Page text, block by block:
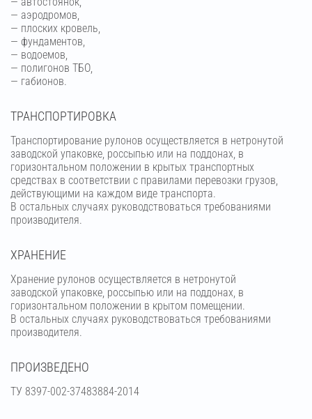
— аэродромов,
— плоских кровель,
— фундаментов,
— водоемов,
— полигонов ТБО,
— габионов.
ТРАНСПОРТИРОВКА
Транспортирование рулонов осуществляется в нетронутой
заводской упаковке, россыпью или на поддонах, в
горизонтальном положении в крытых транспортных
средствах в соответствии с правилами перевозки грузов,
действующими на каждом виде транспорта.
В остальных случаях руководствоваться требованиями
производителя.
ХРАНЕНИЕ
Хранение рулонов осуществляется в нетронутой
заводской упаковке, россыпью или на поддонах, в
горизонтальном положении в крытом помещении.
В остальных случаях руководствоваться требованиями
производителя.
ПРОИЗВЕДЕНО
ТУ 8397-002-37483884-2014